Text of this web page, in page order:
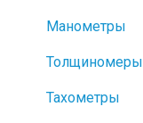
Манометры
Толщиномеры
Тахометры